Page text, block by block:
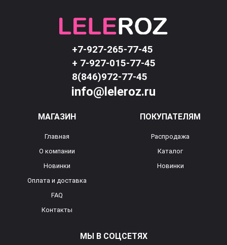
+7-927-265-77-45
+ 7-927-015-77-45
8(846)972-77-45
info@leleroz.ru
МАГАЗИН
Главная
О компании
Новинки
Оплата и доставка
FAQ
Контакты
ПОКУПАТЕЛЯМ
Распродажа
Каталог
Новинки
МЫ В СОЦСЕТЯХ